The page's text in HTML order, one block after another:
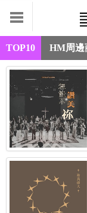
TOP10 HM周邊